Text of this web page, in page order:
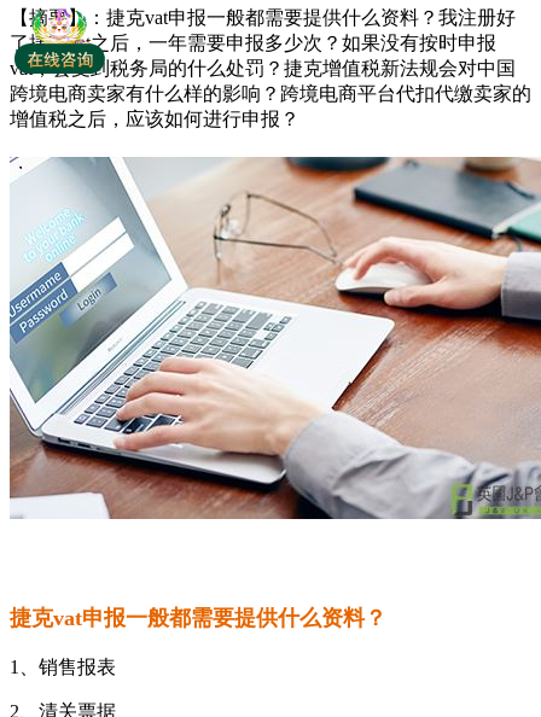
【摘要】 ：捷克vat申报一般都需要提供什么资料？我注册好
了捷克vat之后，一年需要申报多少次？如果没有按时申报
vat，会受到税务局的什么处罚？捷克增值税新法规会对中国
跨境电商卖家有什么样的影响？跨境电商平台代扣代缴卖家的
增值税之后，应该如何进行申报？
捷克vat申报一般都需要提供什么资料？
1、销售报表
2、清关票据